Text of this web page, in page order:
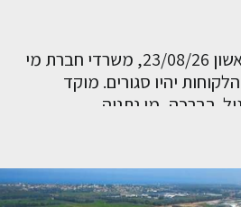
תושבים יקרים, ביום ראשון 23/08/26, משרדי חברת מי
יהיו סגורים. מוקד